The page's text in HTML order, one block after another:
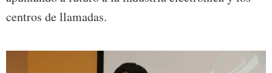
centros de llamadas.